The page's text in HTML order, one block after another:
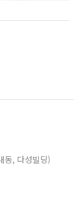
동, 다성빌딩)